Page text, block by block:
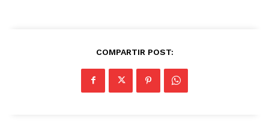
COMPARTIR POST: